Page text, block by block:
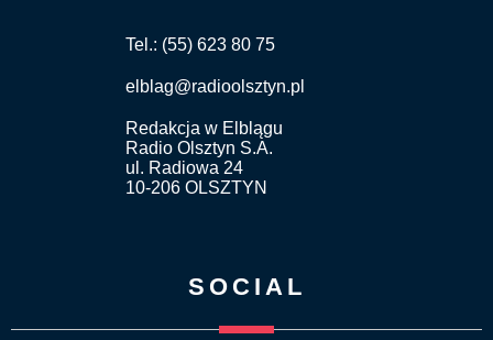
Tel.: (55) 623 80 75
elblag@radioolsztyn.pl
Redakcja w Elblągu
Radio Olsztyn S.A.
ul. Radiowa 24
10-206 OLSZTYN
SOCIAL